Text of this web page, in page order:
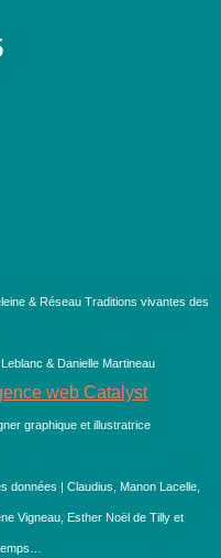
& Réseau Traditions vivantes des
& Danielle Martineau
web Catalyst
graphique et illustratrice
données | Claudius, Manon Lacelle,
Vigneau, Esther Noël de Tilly et